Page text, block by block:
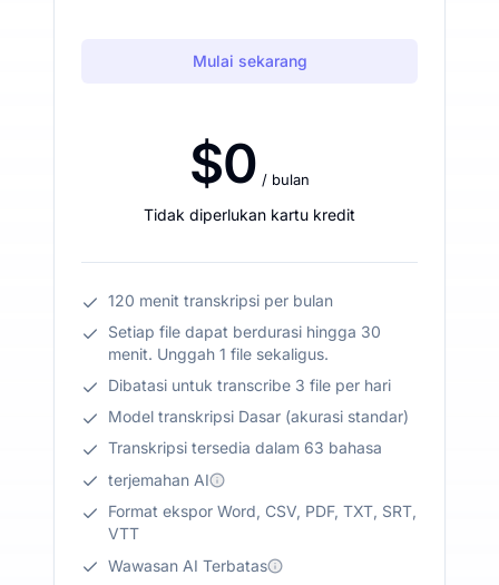
Mulai sekarang
$0 / bulan
Tidak diperlukan kartu kredit
120 menit transkripsi per bulan
Setiap file dapat berdurasi hingga 30
menit. Unggah 1 file sekaligus.
Dibatasi untuk transcribe 3 file per hari
Model transkripsi Dasar (akurasi standar)
Transkripsi tersedia dalam 63 bahasa
terjemahan AI
Format ekspor Word, CSV, PDF, TXT, SRT,
VTT
Wawasan AI Terbatas